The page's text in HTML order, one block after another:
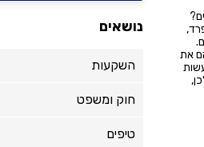
את
נושאים
השקעות
חוק ומשפט
טיפים